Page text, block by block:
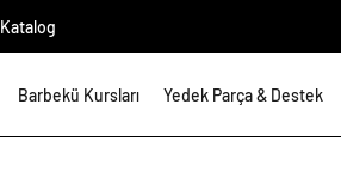
Katalog
Barbekü Kursları Yedek Parça & Destek